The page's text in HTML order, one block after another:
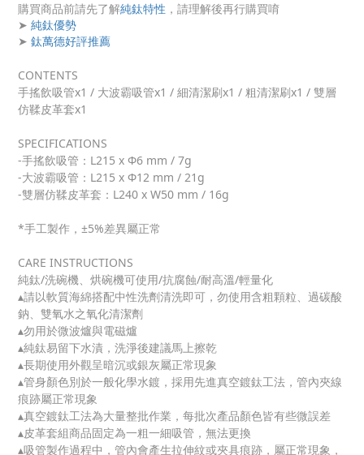
購買商品前請先了解純鈦特性 ，請理解後再行購買唷
➤ 純鈦優勢
➤ 鈦萬德好評推薦
CONTENTS
手搖飲吸管x1 / 大波霸吸管x1 / 細清潔刷x1 / 粗清潔刷x1 / 雙層
仿鞣皮革套x1
SPECIFICATIONS
-手搖飲吸管：L215 x Φ6 mm / 7g
-大波霸吸管：L215 x Φ12 mm / 21g
-雙層仿鞣皮革套：L240 x W50 mm / 16g
*手工製作，±5%差異屬正常
CARE INSTRUCTIONS
純鈦/洗碗機、烘碗機可使用/抗腐蝕/耐高溫/輕量化
▴請以軟質海綿搭配中性洗劑清洗即可，勿使用含粗顆粒、過碳酸
鈉、雙氧水之氧化清潔劑
▴勿用於微波爐與電磁爐
▴純鈦易留下水漬，洗淨後建議馬上擦乾
▴長期使用外觀呈暗沉或銀灰屬正常現象
▴管身顏色別於一般化學水鍍，採用先進真空鍍鈦工法，管內夾線
痕跡屬正常現象
▴真空鍍鈦工法為大量整批作業，每批次產品顏色皆有些微誤差
▴皮革套組商品固定為一粗一細吸管，無法更換
▴吸管製作過程中，管內會產生拉伸紋或夾具痕跡，屬正常現象，